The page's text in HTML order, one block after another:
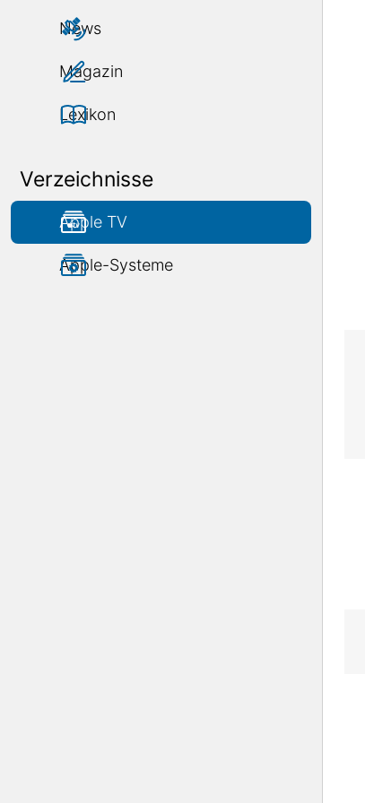
News
Magazin
Lexikon
Verzeichnisse
Apple TV
Apple-Systeme